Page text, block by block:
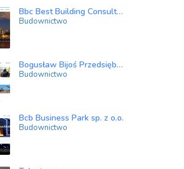
Bbc Best Building Consultants sp. z o.o. sp.k.
Budownictwo
Bogusław Bijoś Przedsiębiorstwo Robót Inżynieryjnych Geo sp. z o.o.
Budownictwo
Bcb Business Park sp. z o.o.
Budownictwo